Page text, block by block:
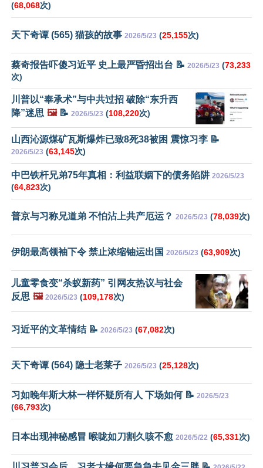
(68,068次)
天下奇谭 (565) 猫孩的故事 2026/5/23 (25,155次)
蔡奇报告吓傻习近平 史上最严昏招出台 📝 2026/5/23 (73,233
次)
川普以“奉承术”与中共过招 破除“东升西
降”迷思 🖼️📝 2026/5/23 (108,220次)
山西沁源煤矿瓦斯爆炸已致8死38被困 震惊习李 📝
2026/5/23 (63,145次)
中巴铁杆兄弟75年真相：利益联姻下的债务陷阱 2026/5/23
(64,823次)
普京与习称兄道弟 不怕沾上共产厄运？ 2026/5/23 (78,039次)
伊朗最高领袖下令 禁止浓缩铀运出国 2026/5/23 (63,909次)
儿童零食变“杀蚁新药” 引网友热议与社会
反思 🖼️ 2026/5/23 (109,178次)
习近平的文革情结 📝 2026/5/23 (67,082次)
天下奇谭 (564) 隐士老莱子 2026/5/23 (25,128次)
习如晚年斯大林一样怀疑所有人 下场如何 📝 2026/5/23
(66,793次)
日本出现神秘感冒 喉咙如刀割久咳不愈 2026/5/22 (65,331次)